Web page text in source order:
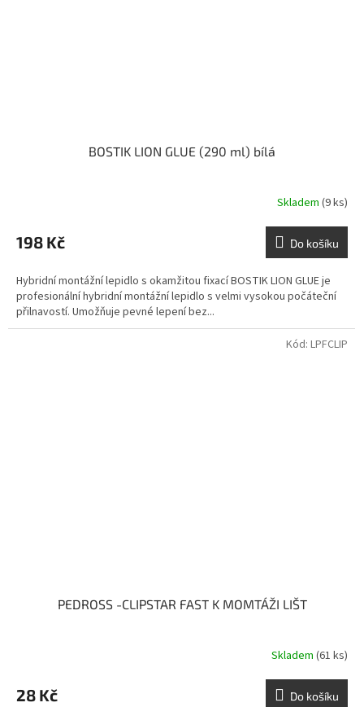
BOSTIK LION GLUE (290 ml) bílá
Skladem (9 ks)
198 Kč Do košíku
Hybridní montážní lepidlo s okamžitou fixací BOSTIK LION GLUE je
profesionální hybridní montážní lepidlo s velmi vysokou počáteční
přilnavostí. Umožňuje pevné lepení bez...
PEDROSS -CLIPSTAR FAST K MOMTÁŽI LIŠT
Skladem (61 ks)
28 Kč Do košíku
Kód: LPFCLIP